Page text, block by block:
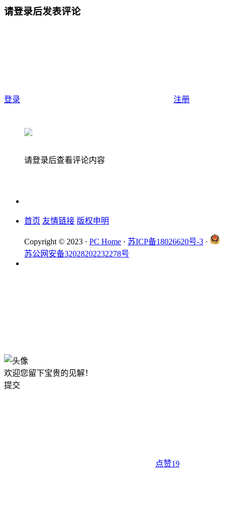
请登录后发表评论
登录 注册
请登录后查看评论内容
首页 友情链接 版权申明
Copyright © 2023 · PC Home · 苏ICP备18026620号-3 ·
苏公网安备32028202232278号
欢迎您留下宝贵的见解！
提交
点赞19